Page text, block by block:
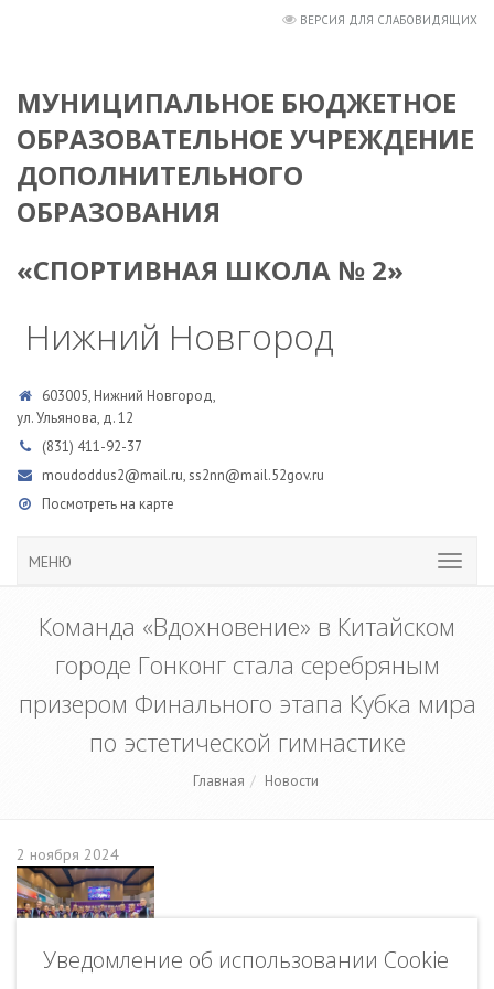
Уведомление об использовании Cookie
ВЕРСИЯ ДЛЯ СЛАБОВИДЯЩИХ
МУНИЦИПАЛЬНОЕ БЮДЖЕТНОЕ
ОБРАЗОВАТЕЛЬНОЕ УЧРЕЖДЕНИЕ
ДОПОЛНИТЕЛЬНОГО
ОБРАЗОВАНИЯ
«СПОРТИВНАЯ ШКОЛА № 2»
Нижний Новгород
603005, Нижний Новгород,
ул. Ульянова, д. 12
(831) 411-92-37
moudoddus2@mail.ru, ss2nn@mail.52gov.ru
Посмотреть на карте
МЕНЮ
Команда «Вдохновение» в Китайском
городе Гонконг стала серебряным
призером Финального этапа Кубка мира
по эстетической гимнастике
Главная Новости
2 ноября 2024